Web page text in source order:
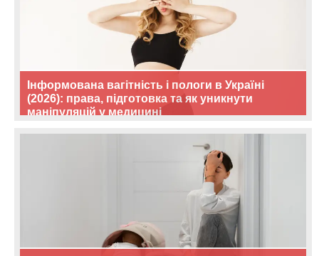
Інформована вагітність і пологи в Україні
(2026): права, підготовка та як уникнути
маніпуляцій у медицині